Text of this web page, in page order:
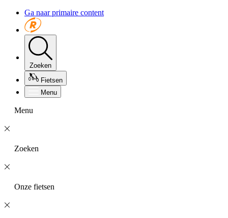
Ga naar primaire content
Zoeken
Fietsen
Menu
Menu
Zoeken
Onze fietsen